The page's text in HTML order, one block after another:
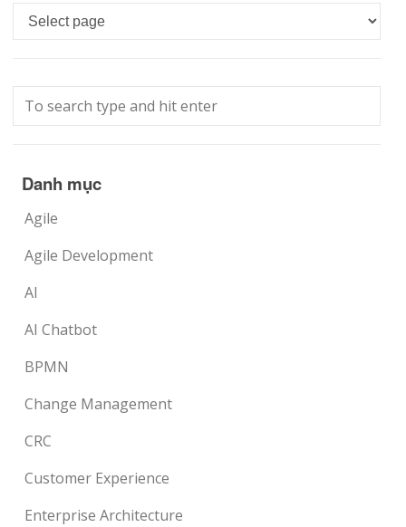
Languages
Danh mục
Agile
Agile Development
AI
AI Chatbot
BPMN
Change Management
CRC
Customer Experience
Enterprise Architecture